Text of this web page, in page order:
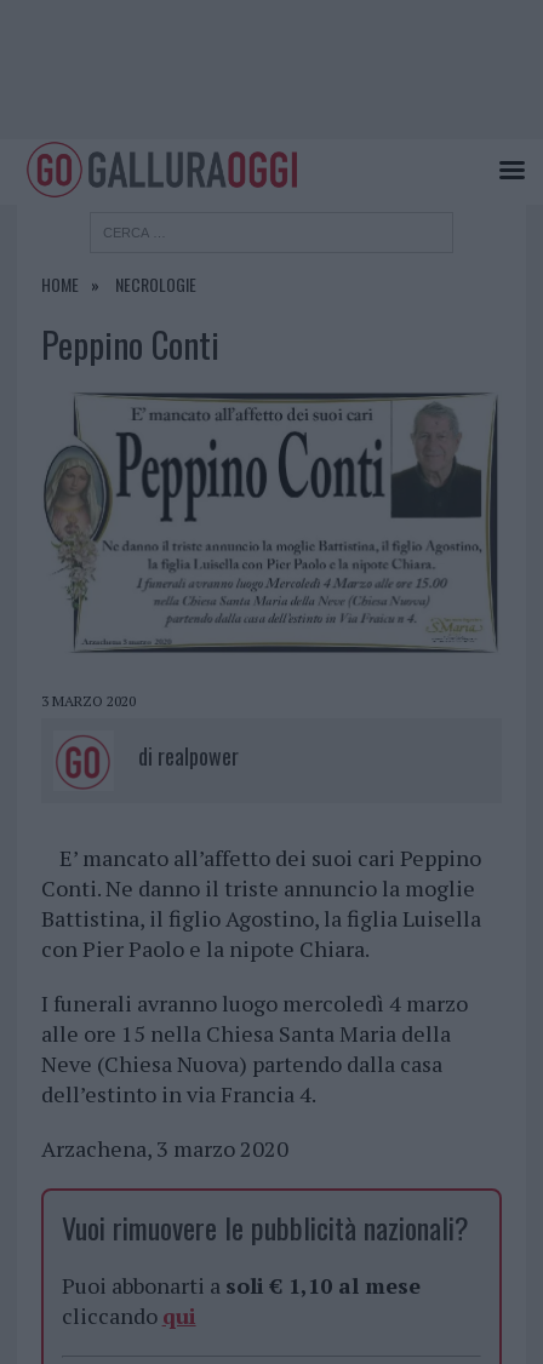
HOME NECROLOGIE
Peppino Conti
3 MARZO 2020
di realpower
E’ mancato all’affetto dei suoi cari Peppino
Conti. Ne danno il triste annuncio la moglie
Battistina, il figlio Agostino, la figlia Luisella
con Pier Paolo e la nipote Chiara.
I funerali avranno luogo mercoledì 4 marzo
alle ore 15 nella Chiesa Santa Maria della
Neve (Chiesa Nuova) partendo dalla casa
dell’estinto in via Francia 4.
Arzachena, 3 marzo 2020
Vuoi rimuovere le pubblicità nazionali?
Puoi abbonarti a soli € 1,10 al mese
cliccando qui